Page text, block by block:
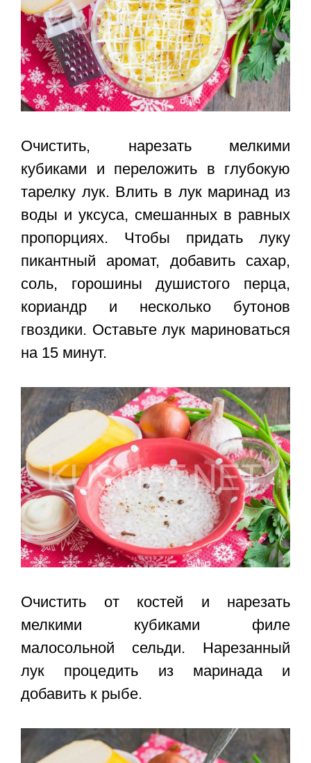
Очистить, нарезать мелкими
кубиками и переложить в глубокую
тарелку лук. Влить в лук маринад из
воды и уксуса, смешанных в равных
пропорциях. Чтобы придать луку
пикантный аромат, добавить сахар,
соль, горошины душистого перца,
кориандр и несколько бутонов
гвоздики. Оставьте лук мариноваться
на 15 минут.
Очистить от костей и нарезать
мелкими кубиками филе
малосольной сельди. Нарезанный
лук процедить из маринада и
добавить к рыбе.